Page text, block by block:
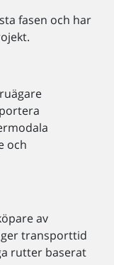
fasen och har
och
av
transporttid
rutter baserat